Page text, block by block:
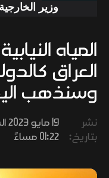
صحة
ثقافة
وفنون
وزير الخارجية
المياه
العراق
وسنذهب
نشر
بتاريخ:
01:22 مساءً